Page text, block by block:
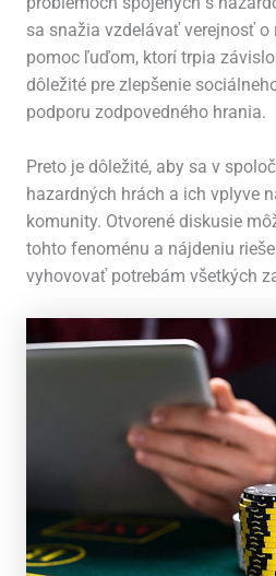
sa snažia vzdelávať verejnosť
pomoc ľuďom, ktorí trpia
dôležité pre zlepšenie
podporu zodpovedného hrania.
Preto je dôležité, aby sa v
hazardných hrách a ich vplyve
komunity. Otvorené diskusie
tohto fenoménu a nájdeniu
vyhovovať potrebám všetkých